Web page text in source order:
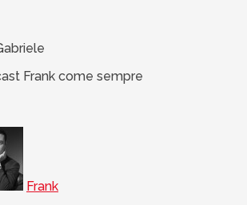
Frank come sempre
Frank